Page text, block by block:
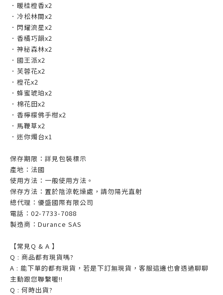
．暖桂橙香x2
．冷松林間x2
．閃耀流星x2
．香橘巧韻x2
．神秘森林x2
．國王派x2
．芙蓉花x2
．橙花x2
．蜂蜜琥珀x2
．棉花田x2
．香檸檬佛手柑x2
．馬鞭草x2
．迷你燭台x1
保存期限：詳見包裝標示
產地：法國
使用方法：一般使用方法。
保存方法：置於陰涼乾燥處，請勿陽光直射
總代理：優盛國際有限公司
電話：02-7733-7088
製造商：Durance SAS
【常見Q & A 】
Q : 商品都有現貨嗎?
A : 能下單的都有現貨，若是下訂無現貨，客服這邊也會透過聊聊
主動跟您聯繫喔!!
Q : 何時出貨?